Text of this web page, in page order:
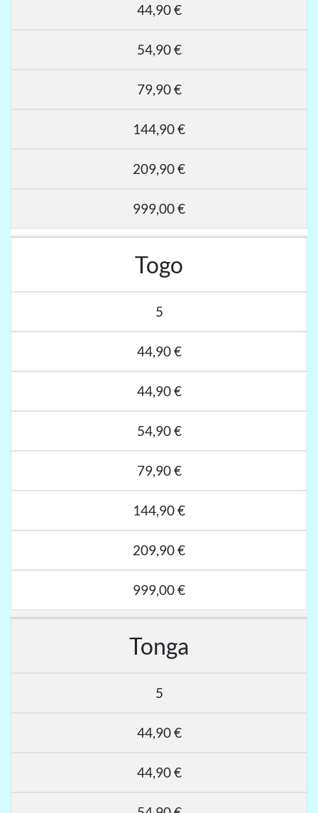
44,90 €
54,90 €
79,90 €
144,90 €
209,90 €
999,00 €
Togo
5
44,90 €
44,90 €
54,90 €
79,90 €
144,90 €
209,90 €
999,00 €
Tonga
5
44,90 €
44,90 €